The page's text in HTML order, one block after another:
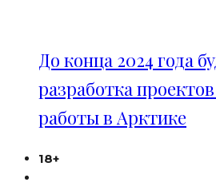
До конца 2024 года
разработка
работы в Арктике
18+